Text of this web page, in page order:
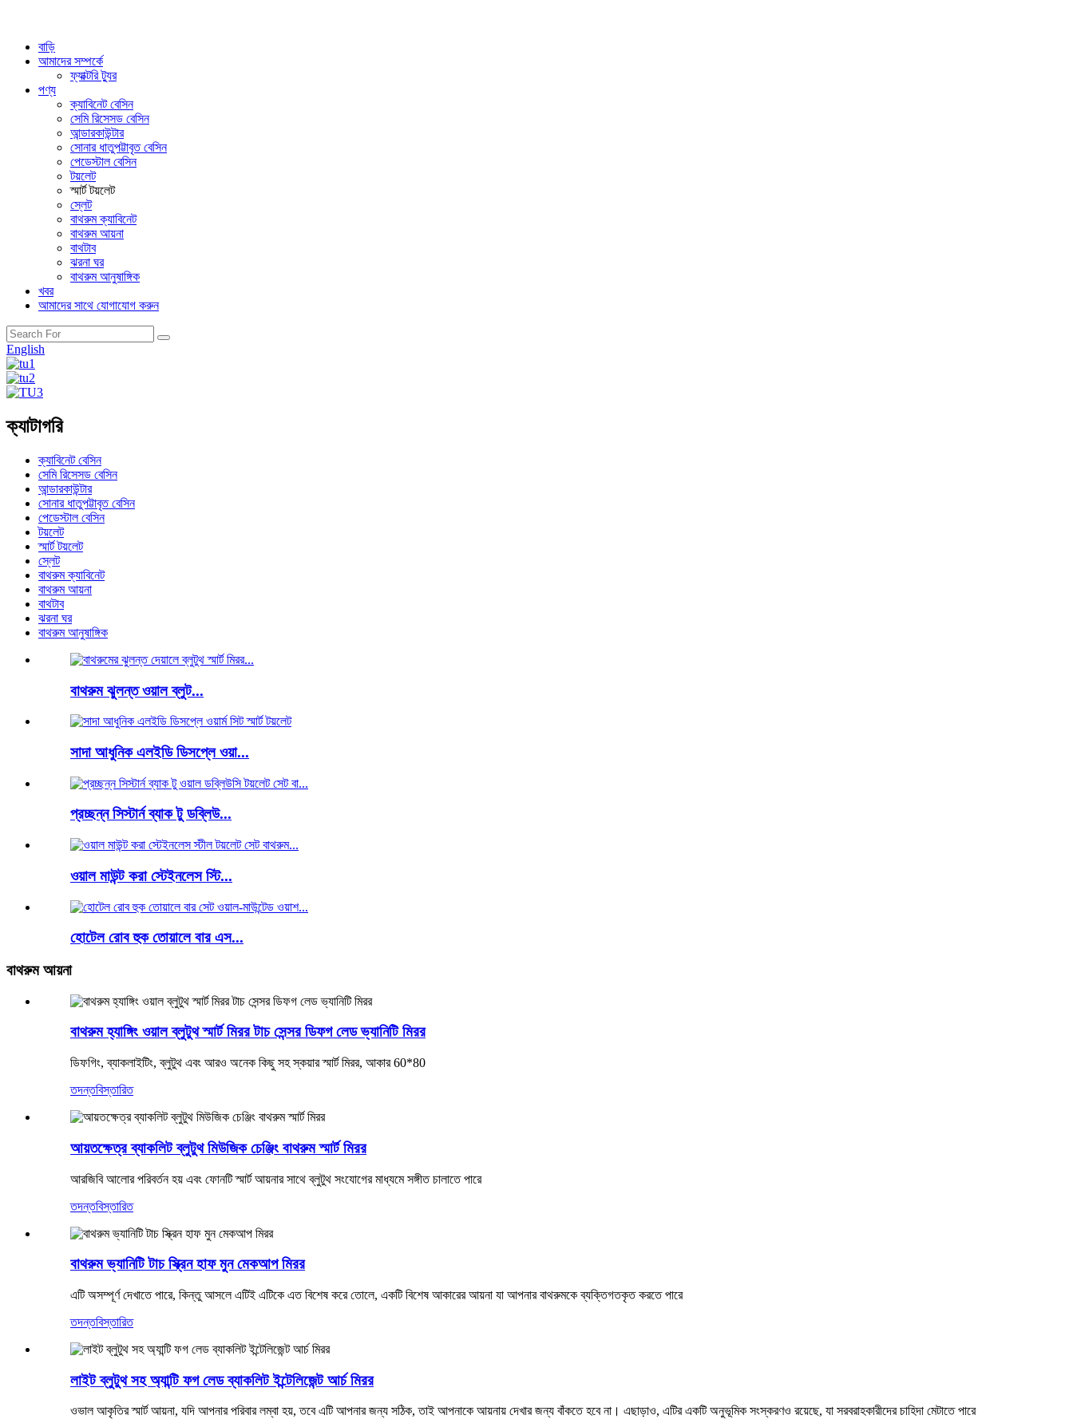
বাড়ি
আমাদের সম্পর্কে
ফ্যাক্টরি ট্যুর
পণ্য
ক্যাবিনেট বেসিন
সেমি রিসেসড বেসিন
আন্ডারকাউন্টার
সোনার ধাতুপট্টাবৃত বেসিন
পেডেস্টাল বেসিন
টয়লেট
স্মার্ট টয়লেট
স্লেট
বাথরুম ক্যাবিনেট
বাথরুম আয়না
বাথটাব
ঝরনা ঘর
বাথরুম আনুষাঙ্গিক
খবর
আমাদের সাথে যোগাযোগ করুন
English
ক্যাটাগরি
ক্যাবিনেট বেসিন
সেমি রিসেসড বেসিন
আন্ডারকাউন্টার
সোনার ধাতুপট্টাবৃত বেসিন
পেডেস্টাল বেসিন
টয়লেট
স্মার্ট টয়লেট
স্লেট
বাথরুম ক্যাবিনেট
বাথরুম আয়না
বাথটাব
ঝরনা ঘর
বাথরুম আনুষাঙ্গিক
বাথরুম ঝুলন্ত ওয়াল ব্লুট...
সাদা আধুনিক এলইডি ডিসপ্লে ওয়া...
প্রচ্ছন্ন সিস্টার্ন ব্যাক টু ডব্লিউ...
ওয়াল মাউন্ট করা স্টেইনলেস স্টি...
হোটেল রোব হুক তোয়ালে বার এস...
বাথরুম আয়না
বাথরুম হ্যাঙ্গিং ওয়াল ব্লুটুথ স্মার্ট মিরর টাচ সেন্সর ডিফগ লেড ভ্যানিটি মিরর
ডিফগিং, ব্যাকলাইটিং, ব্লুটুথ এবং আরও অনেক কিছু সহ স্কয়ার স্মার্ট মিরর, আকার 60*80
তদন্তবিস্তারিত
আয়তক্ষেত্র ব্যাকলিট ব্লুটুথ মিউজিক চেঞ্জিং বাথরুম স্মার্ট মিরর
আরজিবি আলোর পরিবর্তন হয় এবং ফোনটি স্মার্ট আয়নার সাথে ব্লুটুথ সংযোগের মাধ্যমে সঙ্গীত চালাতে পারে
তদন্তবিস্তারিত
বাথরুম ভ্যানিটি টাচ স্ক্রিন হাফ মুন মেকআপ মিরর
এটি অসম্পূর্ণ দেখাতে পারে, কিন্তু আসলে এটিই এটিকে এত বিশেষ করে তোলে, একটি বিশেষ আকারের আয়না যা আপনার বাথরুমকে ব্যক্তিগতকৃত করতে পারে
তদন্তবিস্তারিত
লাইট ব্লুটুথ সহ অ্যান্টি ফগ লেড ব্যাকলিট ইন্টেলিজেন্ট আর্চ মিরর
ওভাল আকৃতির স্মার্ট আয়না, যদি আপনার পরিবার লম্বা হয়, তবে এটি আপনার জন্য সঠিক, তাই আপনাকে আয়নায় দেখার জন্য বাঁকতে হবে না। এছাড়াও, এটির একটি অনুভূমিক সংস্করণও রয়েছে, যা সরবরাহকারীদের চাহিদা মেটাতে পারে